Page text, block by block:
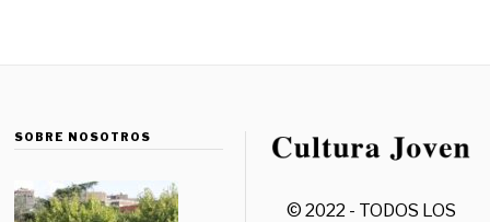
SOBRE NOSOTROS
© 2022 - TODOS LOS